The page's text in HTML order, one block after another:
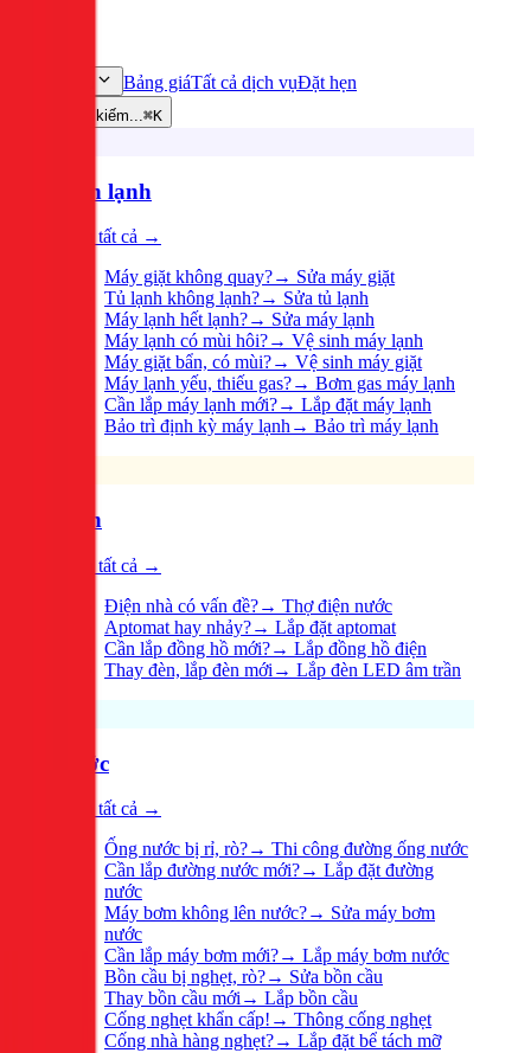
Bảng giáTất cả dịch vụĐặt hẹn
Tìm kiếm...⌘K
Điện lạnh
Xem tất cả →
Máy giặt không quay?→ Sửa máy giặt
Tủ lạnh không lạnh?→ Sửa tủ lạnh
Máy lạnh hết lạnh?→ Sửa máy lạnh
Máy lạnh có mùi hôi?→ Vệ sinh máy lạnh
Máy giặt bẩn, có mùi?→ Vệ sinh máy giặt
Máy lạnh yếu, thiếu gas?→ Bơm gas máy lạnh
Cần lắp máy lạnh mới?→ Lắp đặt máy lạnh
Bảo trì định kỳ máy lạnh→ Bảo trì máy lạnh
Điện
Xem tất cả →
Điện nhà có vấn đề?→ Thợ điện nước
Aptomat hay nhảy?→ Lắp đặt aptomat
Cần lắp đồng hồ mới?→ Lắp đồng hồ điện
Thay đèn, lắp đèn mới → Lắp đèn LED âm trần
Nước
Xem tất cả →
Ống nước bị rỉ, rò?→ Thi công đường ống nước
Cần lắp đường nước mới?→ Lắp đặt đường
nước
Máy bơm không lên nước?→ Sửa máy bơm
nước
Cần lắp máy bơm mới?→ Lắp máy bơm nước
Bồn cầu bị nghẹt, rò?→ Sửa bồn cầu
Thay bồn cầu mới → Lắp bồn cầu
Cống nghẹt khẩn cấp! → Thông cống nghẹt
Cống nhà hàng nghẹt?→ Lắp đặt bể tách mỡ